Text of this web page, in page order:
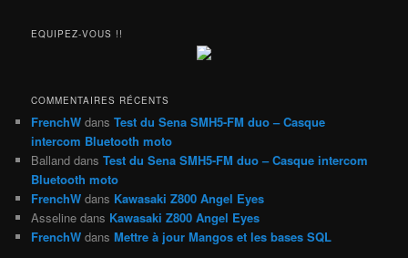
h
h
e
EQUIPEZ-VOUS !!
COMMENTAIRES RÉCENTS
FrenchW dansTest du Sena SMH5-FM duo – Casque
intercom Bluetooth moto
Balland dansTest du Sena SMH5-FM duo – Casque intercom
Bluetooth moto
FrenchW dans Kawasaki Z800 Angel Eyes
Asseline dans Kawasaki Z800 Angel Eyes
FrenchW dansMettre à jour Mangos et les bases SQL